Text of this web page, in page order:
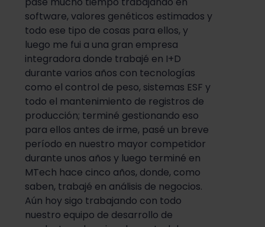
software, valores genéticos estimados y
todo ese tipo de cosas para ellos, y
luego me fui a una gran empresa
integradora donde trabajé en I+D
durante varios años con tecnologías
como el control de peso, sistemas ESF y
todo el mantenimiento de registros de
producción; terminé gestionando eso
para ellos antes de irme, pasé un breve
período en nuestro mayor competidor
durante unos años y luego terminé en
MTech hace cinco años, donde, como
saben, trabajé en análisis de negocios.
Aún hoy sigo trabajando con todo
nuestro equipo de desarrollo de